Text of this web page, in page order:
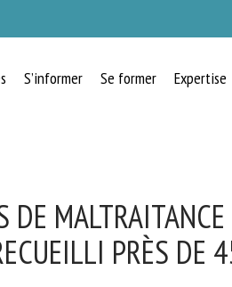
S’informer Se former Expertise
MALTRAITANCE
PRÈS DE
ÊTRE ANIMAL